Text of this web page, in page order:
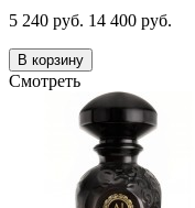
5 240 руб. 14 400 руб.
В корзину
Смотреть